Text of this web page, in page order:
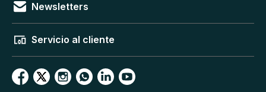
Newsletters
Servicio al cliente